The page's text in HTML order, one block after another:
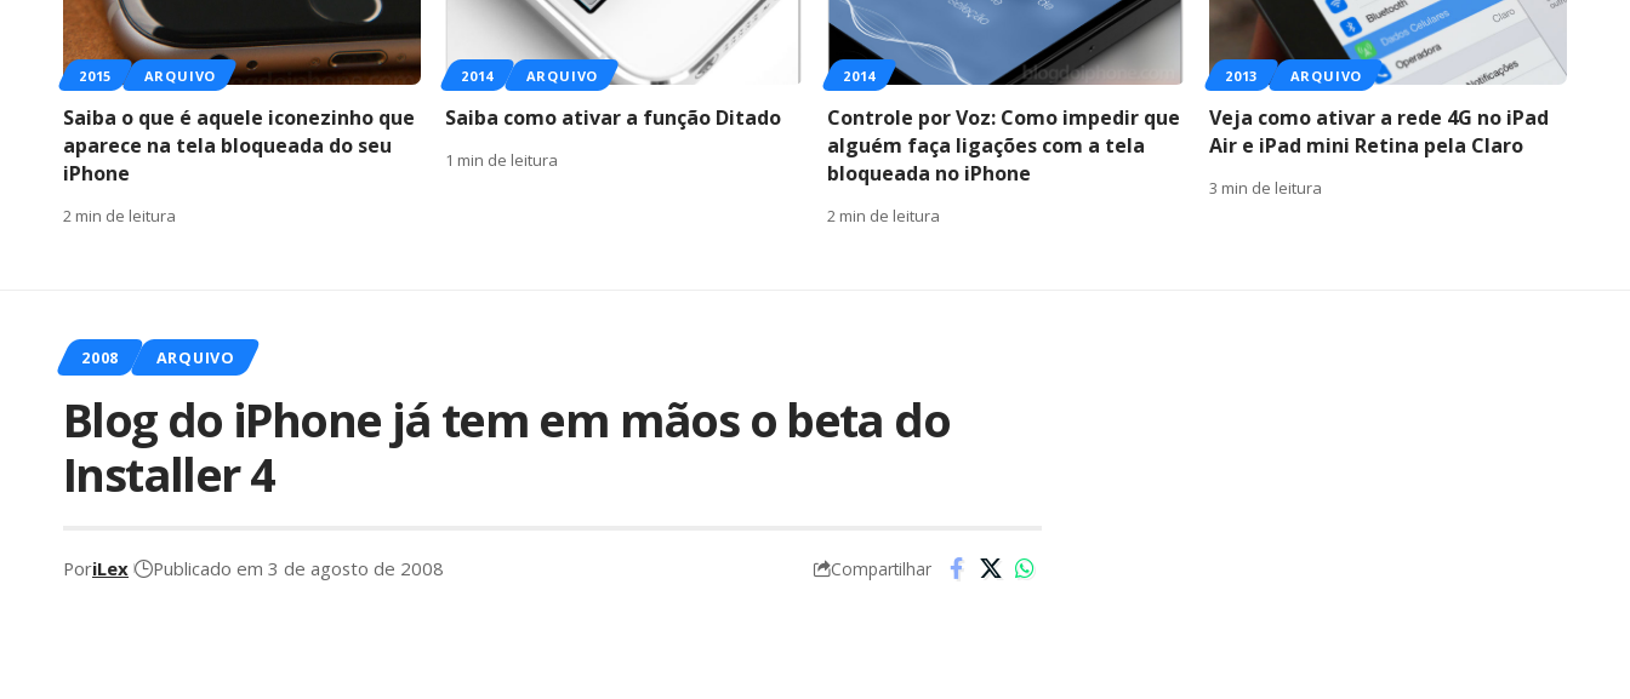
2015 ARQUIVO
Saiba o que é aquele iconezinho que
aparece na tela bloqueada do seu
iPhone
2 min de leitura
2014 ARQUIVO
Saiba como ativar a função Ditado
1 min de leitura
2014
Controle por Voz: Como impedir que
alguém faça ligações com a tela
bloqueada no iPhone
2 min de leitura
2013 ARQUIVO
Veja como ativar a rede 4G no iPad
Air e iPad mini Retina pela Claro
3 min de leitura
2008 ARQUIVO
Blog do iPhone já tem em mãos o beta do
Installer 4
PoriLex Publicado em 3 de agosto de 2008 Compartilhar